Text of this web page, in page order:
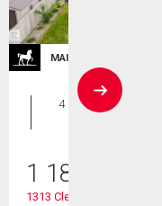
MAISONS DE PRESTIGE
Maison
4 CAC , 4
1 188 000
1313 Clement Court Nw